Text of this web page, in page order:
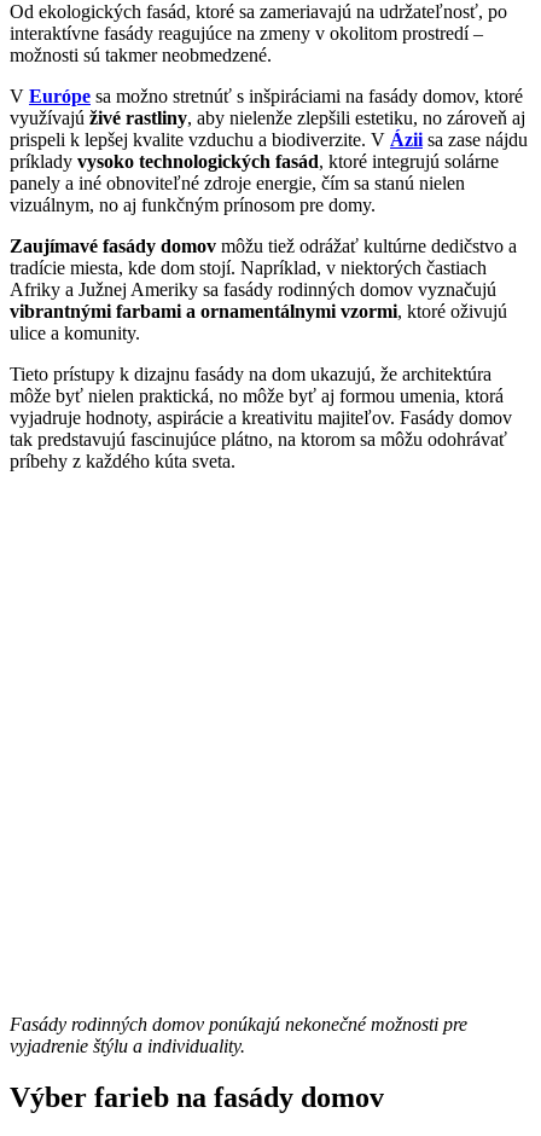
Od ekologických fasád, ktoré sa zameriavajú na udržateľnosť, po
interaktívne fasády reagujúce na zmeny v okolitom prostredí –
možnosti sú takmer neobmedzené.
V Európe sa možno stretnúť s inšpiráciami na fasády domov, ktoré
využívajú živé rastliny, aby nielenže zlepšili estetiku, no zároveň aj
prispeli k lepšej kvalite vzduchu a biodiverzite. V Ázii sa zase nájdu
príklady vysoko technologických fasád, ktoré integrujú solárne
panely a iné obnoviteľné zdroje energie, čím sa stanú nielen
vizuálnym, no aj funkčným prínosom pre domy.
Zaujímavé fasády domov môžu tiež odrážať kultúrne dedičstvo a
tradície miesta, kde dom stojí. Napríklad, v niektorých častiach
Afriky a Južnej Ameriky sa fasády rodinných domov vyznačujú
vibrantnými farbami a ornamentálnymi vzormi, ktoré oživujú
ulice a komunity.
Tieto prístupy k dizajnu fasády na dom ukazujú, že architektúra
môže byť nielen praktická, no môže byť aj formou umenia, ktorá
vyjadruje hodnoty, aspirácie a kreativitu majiteľov. Fasády domov
tak predstavujú fascinujúce plátno, na ktorom sa môžu odohrávať
príbehy z každého kúta sveta.
Fasády rodinných domov ponúkajú nekonečné možnosti pre
vyjadrenie štýlu a individuality.
Výber farieb na fasády domov